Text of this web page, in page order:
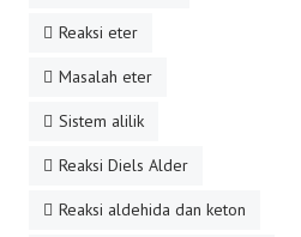
Reaksi eter
Masalah eter
Sistem alilik
Reaksi Diels Alder
Reaksi aldehida dan keton